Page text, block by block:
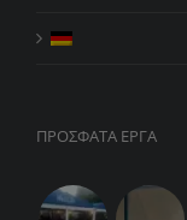
ΠΡΟΣΦΑΤΑ ΕΡΓΑ